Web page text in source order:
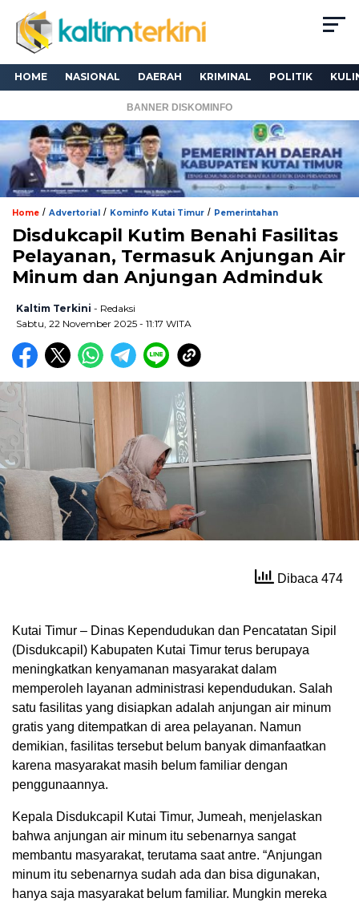
HOME NASIONAL DAERAH KRIMINAL POLITIK
BANNER DISKOMINFO
Home / Advertorial / Kominfo Kutai Timur / Pemerintahan
Disdukcapil Kutim Benahi Fasilitas
Pelayanan, Termasuk Anjungan Air
Minum dan Anjungan Adminduk
Kaltim Terkini - Redaksi
Sabtu, 22 November 2025 - 11:17 WITA
Dibaca 474
Kutai Timur – Dinas Kependudukan dan Pencatatan Sipil
(Disdukcapil) Kabupaten Kutai Timur terus berupaya
meningkatkan kenyamanan masyarakat dalam
memperoleh layanan administrasi kependudukan. Salah
satu fasilitas yang disiapkan adalah anjungan air minum
gratis yang ditempatkan di area pelayanan. Namun
demikian, fasilitas tersebut belum banyak dimanfaatkan
karena masyarakat masih belum familiar dengan
penggunaannya.
Kepala Disdukcapil Kutai Timur, Jumeah, menjelaskan
bahwa anjungan air minum itu sebenarnya sangat
membantu masyarakat, terutama saat antre. “Anjungan
minum itu sebenarnya sudah ada dan bisa digunakan,
hanya saja masyarakat belum familiar. Mungkin mereka